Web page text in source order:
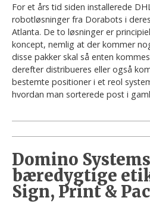
For et års tid siden installerede
robotløsninger fra Dorabots i
Atlanta. De to løsninger er
koncept, nemlig at der kommer
disse pakker skal så enten
derefter distribueres eller også
bestemte positioner i et reol
hvordan man sorterede post i
Domino
bæredygtige
Sign, Print &